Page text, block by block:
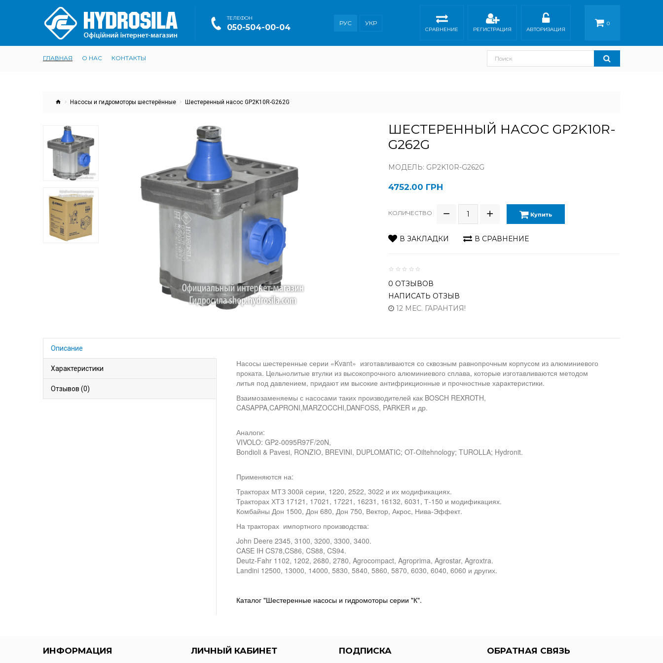
ТEЛЕФОН
050-504-00-04 РУС УКР
0
СРАВНЕНИЕ
РЕГИСТРАЦИЯ АВТОРИЗАЦИЯ
ГЛАВНАЯ О НАС КОНТАКТЫ
Насосы и гидромоторы шестерённые Шестеренный насос GP2K10R-G262G
ШЕСТЕРЕННЫЙ НАСОС GP2K10R-
G262G
МОДЕЛЬ: GP2K10R-G262G
4752.00 ГРН
КОЛИЧЕСТВО Купить
В ЗАКЛАДКИ В СРАВНЕНИЕ
0 ОТЗЫВОВ
НАПИСАТЬ ОТЗЫВ
12 МЕС. ГАРАНТИЯ!
Описание
Характеристики
Отзывов (0)
Насосы шестеренные серии «Kvant» изготавливаются со сквозным равнопрочным корпусом из алюминиевого
проката. Цельнолитые втулки из высокопрочного алюминиевого сплава, которые изготавливаются методом
литья под давлением, придают им высокие антифрикционные и прочностные характеристики.
Взаимозаменяемы с насосами таких производителей как BOSCH REXROTH,
CASAPPA,CAPRONI,MARZOCCHI,DANFOSS, PARKER и др.
Аналоги:
VIVOLO: GP2-0095R97F/20N,
Bondioli & Pavesi, RONZIO, BREVINI, DUPLOMATIC; OT-Oiltehnology; TUROLLA; Hydronit.
Применяются на:
Тракторах МТЗ 300й серии, 1220, 2522, 3022 и их модификациях.
Тракторах ХТЗ 17121, 17021, 17221, 16231, 16132, 6031, Т-150 и модификациях.
Комбайны Дон 1500, Дон 680, Дон 750, Вектор, Акрос, Нива-Эффект.
На тракторах импортного производства:
John Deere 2345, 3100, 3200, 3300, 3400.
CASE IH CS78,CS86, CS88, CS94.
Deutz-Fahr 1102, 1202, 2680, 2780, Agrocompact, Agroprima, Agrostar, Agroxtra.
Landini 12500, 13000, 14000, 5830, 5840, 5860, 5870, 6030, 6040, 6060 и других.
Каталог "Шестеренные насосы и гидромоторы серии "К".
ИНФОРМАЦИЯ ЛИЧНЫЙ КАБИНЕТ ПОДПИСКА ОБРАТНАЯ СВЯЗЬ